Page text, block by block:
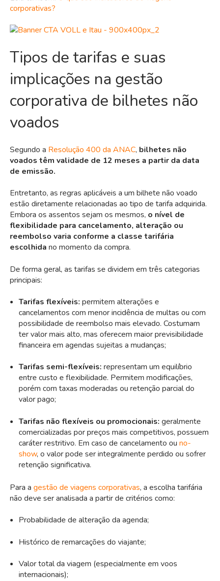
corporativas?
Tipos de tarifas e suas
implicações na gestão
corporativa de bilhetes não
voados
Segundo a Resolução 400 da ANAC, bilhetes não
voados têm validade de 12 meses a partir da data
de emissão.
Entretanto, as regras aplicáveis a um bilhete não voado
estão diretamente relacionadas ao tipo de tarifa adquirida.
Embora os assentos sejam os mesmos, o nível de
flexibilidade para cancelamento, alteração ou
reembolso varia conforme a classe tarifária
escolhida no momento da compra.
De forma geral, as tarifas se dividem em três categorias
principais:
Tarifas flexíveis: permitem alterações e
cancelamentos com menor incidência de multas ou com
possibilidade de reembolso mais elevado. Costumam
ter valor mais alto, mas oferecem maior previsibilidade
financeira em agendas sujeitas a mudanças;
Tarifas semi-flexíveis: representam um equilíbrio
entre custo e flexibilidade. Permitem modificações,
porém com taxas moderadas ou retenção parcial do
valor pago;
Tarifas não flexíveis ou promocionais: geralmente
comercializadas por preços mais competitivos, possuem
caráter restritivo. Em caso de cancelamento ou no-
show, o valor pode ser integralmente perdido ou sofrer
retenção significativa.
Para a gestão de viagens corporativas, a escolha tarifária
não deve ser analisada a partir de critérios como:
Probabilidade de alteração da agenda;
Histórico de remarcações do viajante;
Valor total da viagem (especialmente em voos
internacionais);